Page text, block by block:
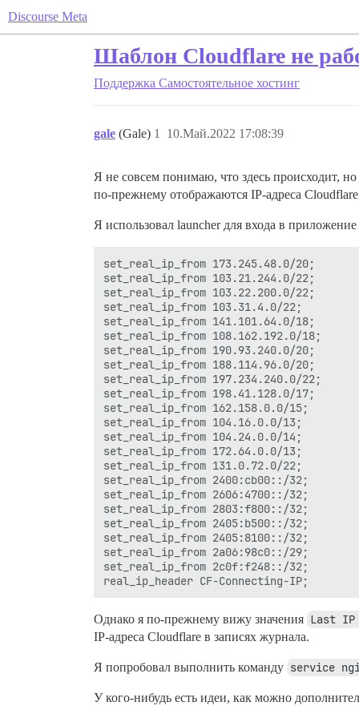
Discourse Meta
Шаблон Cloudflare не
Поддержка Самостоятельное хостинг
gale (Gale) 10.Май.2022 17:08:39
1
Я не совсем понимаю, что здесь происходит,
по-прежнему отображаются IP-адреса
Я использовал launcher для входа в
set_real_ip_from 173.245.48.0/20;
set_real_ip_from 103.21.244.0/22;
set_real_ip_from 103.22.200.0/22;
set_real_ip_from 103.31.4.0/22;
set_real_ip_from 141.101.64.0/18;
set_real_ip_from 108.162.192.0/18;
set_real_ip_from 190.93.240.0/20;
set_real_ip_from 188.114.96.0/20;
set_real_ip_from 197.234.240.0/22;
set_real_ip_from 198.41.128.0/17;
set_real_ip_from 162.158.0.0/15;
set_real_ip_from 104.16.0.0/13;
set_real_ip_from 104.24.0.0/14;
set_real_ip_from 172.64.0.0/13;
set_real_ip_from 131.0.72.0/22;
set_real_ip_from 2400:cb00::/32;
set_real_ip_from 2606:4700::/32;
set_real_ip_from 2803:f800::/32;
set_real_ip_from 2405:b500::/32;
set_real_ip_from 2405:8100::/32;
set_real_ip_from 2a06:98c0::/29;
set_real_ip_from 2c0f:f248::/32;
Однако я по-прежнему вижу значения Last IP
IP-адреса Cloudflare в записях журнала.
Я попробовал выполнить команду service
У кого-нибудь есть идеи, как можно